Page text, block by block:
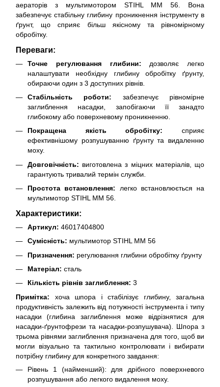
аераторів з мультимотором STIHL MM 56. Вона
забезпечує стабільну глибину проникнення інструменту в
ґрунт, що сприяє більш якісному та рівномірному
обробітку.
Переваги:
Точне регулювання глибини: дозволяє легко
налаштувати необхідну глибину обробітку ґрунту,
обираючи один з 3 доступних рівнів.
Стабільність роботи: забезпечує рівномірне
заглиблення насадки, запобігаючи її занадто
глибокому або поверхневому проникненню.
Покращена якість обробітку: сприяє
ефективнішому розпушуванню ґрунту та видаленню
моху.
Довговічність: виготовлена з міцних матеріалів, що
гарантують тривалий термін служби.
Простота встановлення: легко встановлюється на
мультимотор STIHL MM 56.
Характеристики:
Артикул: 46017404800
Сумісність: мультимотор STIHL MM 56
Призначення: регулювання глибини обробітку ґрунту
Матеріал: сталь
Кількість рівнів заглиблення: 3
Примітка: хоча шпора і стабілізує глибину, загальна
продуктивність залежить від потужності інструмента і типу
насадки (глибина заглиблення може відрізнятися для
насадки-ґрунтофрези та насадки-розпушувача). Шпора з
трьома рівнями заглиблення призначена для того, щоб ви
могли візуально та тактильно контролювати і вибирати
потрібну глибину для конкретного завдання:
Рівень 1 (найменший): для дрібного поверхневого
розпушування або легкого видалення моху.